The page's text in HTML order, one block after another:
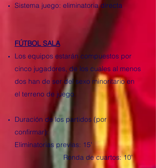
Sistema juego: eliminatoria directa
FÚTBOL SALA
Los equipos estarán compuestos por
cinco jugadores, de los cuales al menos
dos han de ser del sexo minoritario en
el terreno de juego.
Duración de los partidos (por
confirmar):
Eliminatorias previas: 15'
Ronda de cuartos: 10'